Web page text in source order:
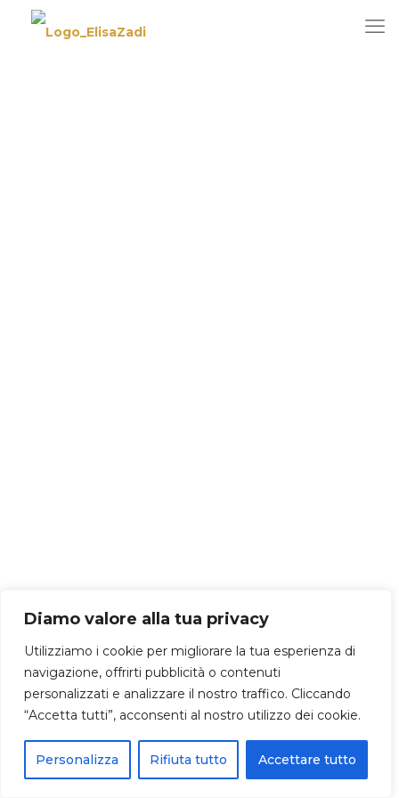
Diamo valore alla tua privacy
Utilizziamo i cookie per migliorare la tua esperienza di
navigazione, offrirti pubblicità o contenuti
personalizzati e analizzare il nostro traffico. Cliccando
“Accetta tutti”, acconsenti al nostro utilizzo dei cookie.
Personalizza Rifiuta tutto Accettare tutto